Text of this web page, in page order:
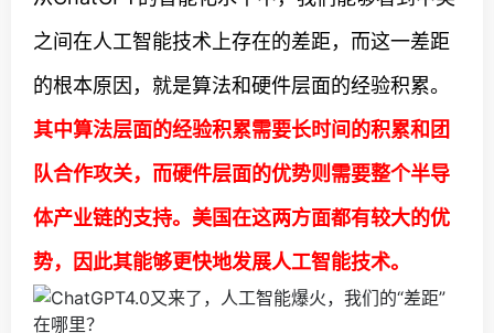
之间在人工智能技术上存在的差距，而这一差距
的根本原因，就是算法和硬件层面的经验积累。
其中算法层面的经验积累需要长时间的积累和团
队合作攻关，而硬件层面的优势则需要整个半导
体产业链的支持。美国在这两方面都有较大的优
势，因此其能够更快地发展人工智能技术。